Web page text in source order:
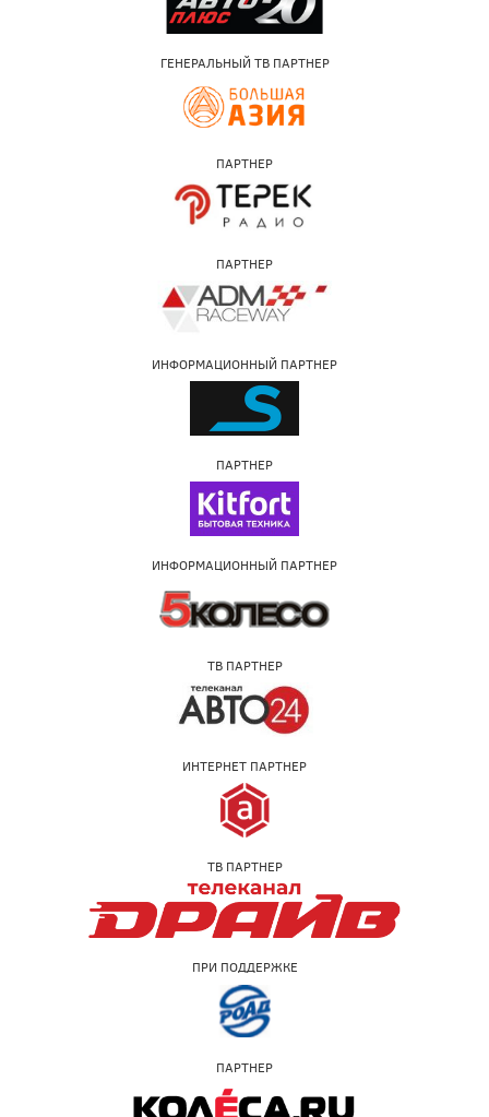
ГЕНЕРАЛЬНЫЙ ТВ ПАРТНЕР
ПАРТНЕР
ПАРТНЕР
ИНФОРМАЦИОННЫЙ ПАРТНЕР
ПАРТНЕР
ИНФОРМАЦИОННЫЙ ПАРТНЕР
ТВ ПАРТНЕР
ИНТЕРНЕТ ПАРТНЕР
ТВ ПАРТНЕР
ПРИ ПОДДЕРЖКЕ
ПАРТНЕР